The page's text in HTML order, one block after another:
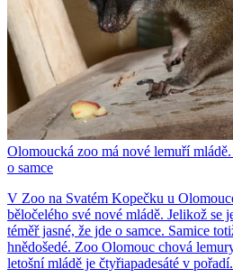
Olomoucká zoo má nové lemuří
o samce
V Zoo na Svatém Kopečku u
běločelého své nové mládě. Jelikož se
téměř jasné, že jde o samce. Samice
hnědošedé. Zoo Olomouc chová
letošní mládě je čtyřiapadesáté v pořadí.